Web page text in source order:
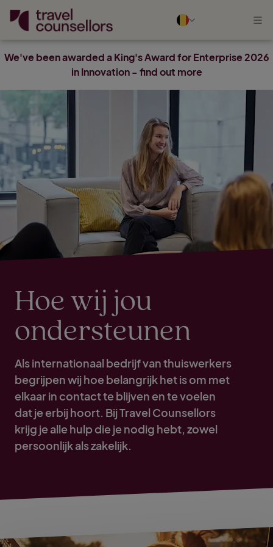
We've been awarded a King's Award for Enterprise 2026
in Innovation - find out more
Hoe wij jou
ondersteunen
Als internationaal bedrijf van thuiswerkers
begrijpen wij hoe belangrijk het is om met
elkaar in contact te blijven en te voelen
dat je erbij hoort. Bij Travel Counsellors
krijg je alle hulp die je nodig hebt, zowel
persoonlijk als zakelijk.